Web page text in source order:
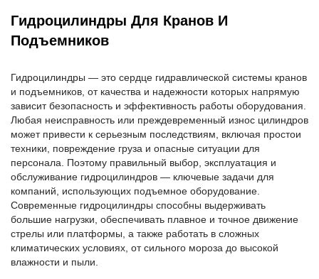
Гидроцилиндры Для Кранов И
Подъемников
Гидроцилиндры — это сердце гидравлической системы кранов
и подъемников, от качества и надежности которых напрямую
зависит безопасность и эффективность работы оборудования.
Любая неисправность или преждевременный износ цилиндров
может привести к серьезным последствиям, включая простои
техники, повреждение груза и опасные ситуации для
персонала. Поэтому правильный выбор, эксплуатация и
обслуживание гидроцилиндров — ключевые задачи для
компаний, использующих подъемное оборудование.
Современные гидроцилиндры способны выдерживать
большие нагрузки, обеспечивать плавное и точное движение
стрелы или платформы, а также работать в сложных
климатических условиях, от сильного мороза до высокой
влажности и пыли.